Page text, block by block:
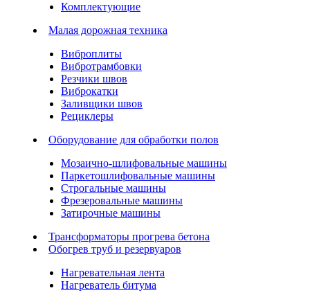
Комплектующие
Малая дорожная техника
Виброплиты
Вибротрамбовки
Резчики швов
Виброкатки
Заливщики швов
Рециклеры
Оборудование для обработки полов
Мозаично-шлифовальные машины
Паркетошлифовальные машины
Строгальные машины
Фрезеровальные машины
Затирочные машины
Трансформаторы прогрева бетона
Обогрев труб и резервуаров
Нагревательная лента
Нагреватель битума